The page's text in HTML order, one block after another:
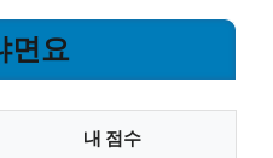
면요
내 점수